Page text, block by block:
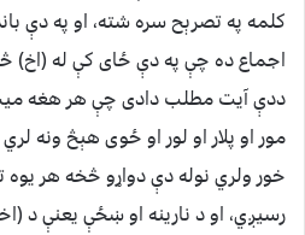
کلمه په تصرېح سره شته، او په دې
اجماع ده چې په دې ځاى کې له (اخ)
ددې آيت مطلب دادى چې هر هغه
مور او پلار او لور او ځوى هېڅ ونه
خور ولري نوله دې دواړو څخه هر
رسيږي، او د نارينه او ښځې يعنې د